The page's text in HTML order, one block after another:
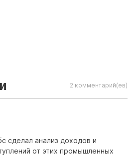
2 комментарий(ев)
сделал анализ доходов и
от этих промышленных